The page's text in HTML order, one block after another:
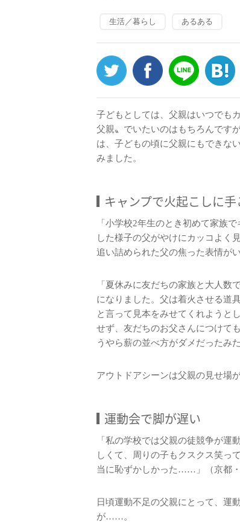
生活／暮らし あるある
子どもとしては、父親はいつでも
父親〟でいたいのはもちろんです
は、子どもの頃に父親にもできな
みました。
キャンプで火起こしに手
「小学校2年生のとき初めて家族
した様子の父がやけにカッコよく
追い詰められた父の焦った表情が
「夏休みに友だちの家族と大人数
になりました。父は着火させる道
と言って見本をみせてくれようと
せず、友だちのお父さんにつけて
うやら薪の並べ方がダメだったみ
アウトドアシーンは父親の見せ場
運動会で脚が遅い
「私の学校では父親の徒競争が
しくて、周りの子もクスクス笑っ
当に恥ずかしかった……」（京都・
日頃運動不足の父親にとって、運
が……。